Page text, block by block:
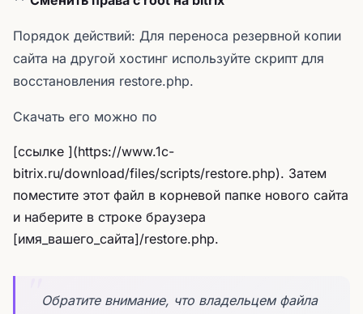
Порядок действий: Для переноса резервной копии
сайта на другой хостинг используйте скрипт для
восстановления restore.php.
Скачать его можно по
[ссылке ](https://www.1c-
bitrix.ru/download/files/scripts/restore.php). Затем
поместите этот файл в корневой папке нового сайта
и наберите в строке браузера
[имя_вашего_сайта]/restore.php.
Обратите внимание, что владельцем файла